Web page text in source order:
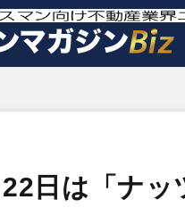
日は「ナッ